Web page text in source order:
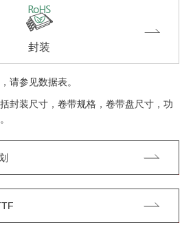
封装
请参见数据表。
封装尺寸，卷带规格，卷带盘尺寸，功